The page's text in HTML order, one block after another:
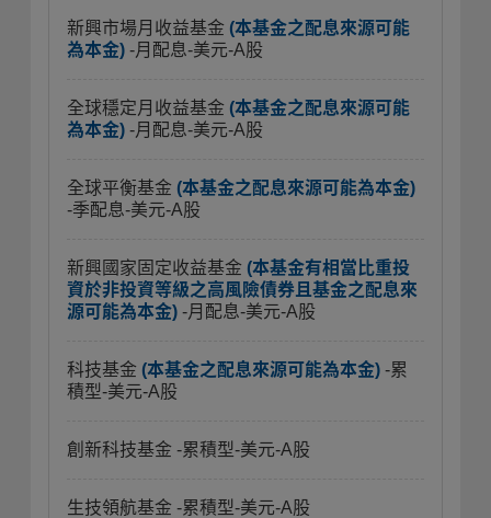
新興市場月收益基金 (本基金之配息來源可能
為本金) -月配息-美元-A股
全球穩定月收益基金 (本基金之配息來源可能
為本金) -月配息-美元-A股
全球平衡基金 (本基金之配息來源可能為本金)
-季配息-美元-A股
新興國家固定收益基金 (本基金有相當比重投
資於非投資等級之高風險債券且基金之配息來
源可能為本金) -月配息-美元-A股
科技基金 (本基金之配息來源可能為本金) -累
積型-美元-A股
創新科技基金 -累積型-美元-A股
生技領航基金 -累積型-美元-A股